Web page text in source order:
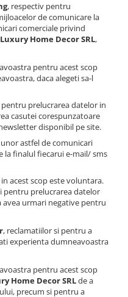
, respectiv pentru
de comunicare la
comerciale privind
Luxury Home Decor SRL,
pentru acest scop
daca alegeti sa-l
prelucrarea datelor in
casutei corespunzatoare
disponibil pe site.
astfel de comunicari
la finalul fiecarui e-mail/ sms
acest scop este voluntara.
pentru prelucrarea datelor
urmari negative pentru
, reclamatiilor si pentru a
experienta dumneavoastra
pentru acest scop
Home Decor SRLde a
precum si pentru a